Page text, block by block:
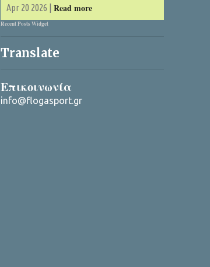
Apr 20 2026 | Read more
Recent Posts Widget
Translate
Επικοινωνία
info@flogasport.gr